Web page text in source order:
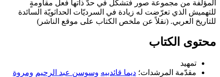
المؤلَّفة من مجموعة صور فتشكّل في حدّ ذاتها فعل مقاومةٍ
للتهميش الذي تعرّضت له زيادة في السرديّات الحداثويّة السائدة
للتاريخ العربي. (نقلاً عن ملخص الكتاب على موقع الناشر)
محتوى الكتاب
تمهيد
مقدّمة المرشدات؛ ديما قائدبيه وسوسن عبد الرحيم ومروة